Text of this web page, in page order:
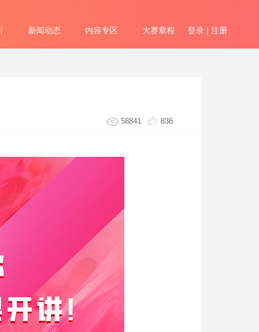
新闻动态 内容专区 大赛章程 登录 注册
58841 836